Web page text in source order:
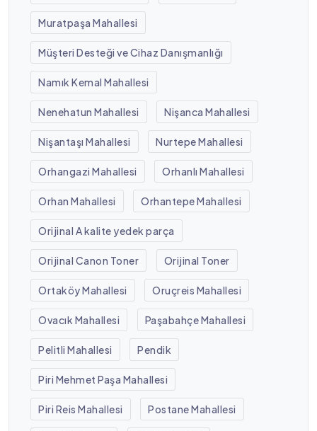
Muratpaşa Mahallesi
Müşteri Desteği ve Cihaz Danışmanlığı
Namık Kemal Mahallesi
Nenehatun Mahallesi Nişanca Mahallesi
Nişantaşı Mahallesi Nurtepe Mahallesi
Orhangazi Mahallesi Orhanlı Mahallesi
Orhan Mahallesi Orhantepe Mahallesi
Orijinal A kalite yedek parça
Orijinal Canon Toner Orijinal Toner
Ortaköy Mahallesi Oruçreis Mahallesi
Ovacık Mahallesi Paşabahçe Mahallesi
Pelitli Mahallesi Pendik
Piri Mehmet Paşa Mahallesi
Piri Reis Mahallesi Postane Mahallesi